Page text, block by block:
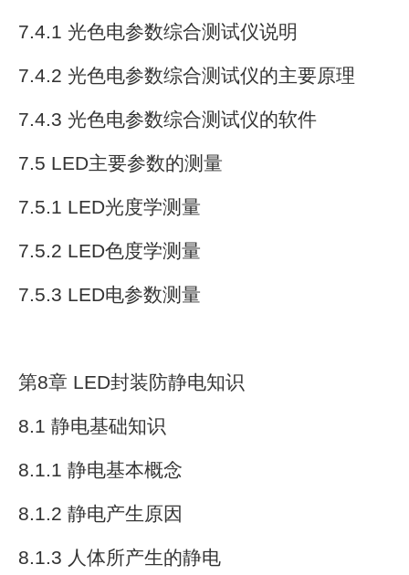
7.4.1 光色电参数综合测试仪说明
7.4.2 光色电参数综合测试仪的主要原理
7.4.3 光色电参数综合测试仪的软件
7.5 LED主要参数的测量
7.5.1 LED光度学测量
7.5.2 LED色度学测量
7.5.3 LED电参数测量
第8章 LED封装防静电知识
8.1 静电基础知识
8.1.1 静电基本概念
8.1.2 静电产生原因
8.1.3 人体所产生的静电